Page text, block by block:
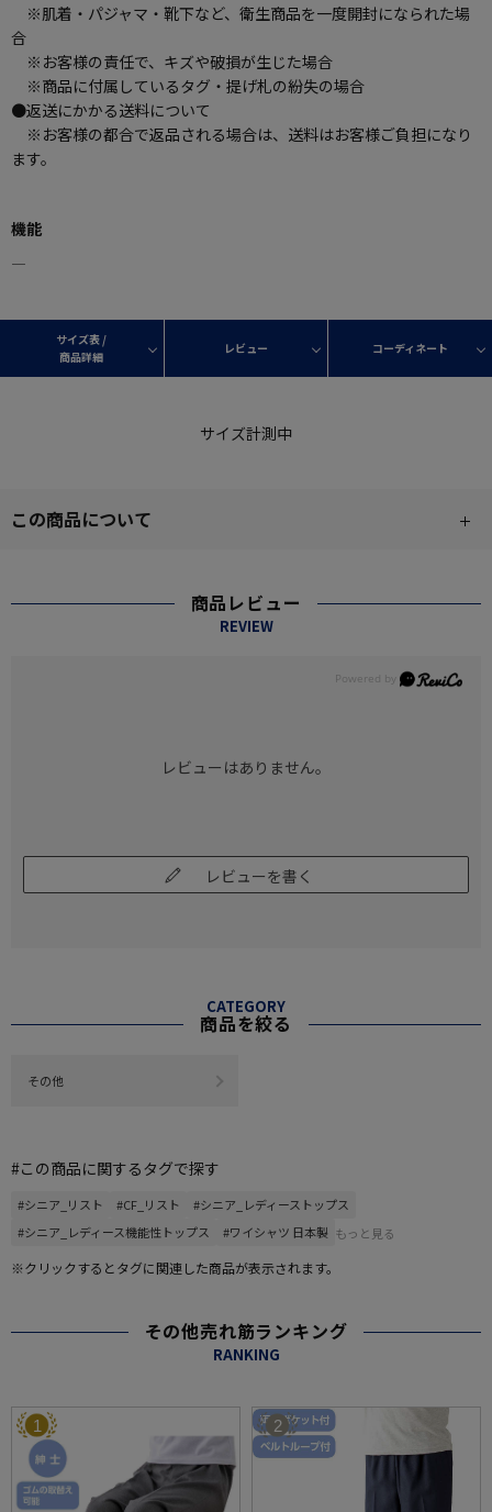
※肌着・パジャマ・靴下など、衛生商品を一度開封になられた場
合
※お客様の責任で、キズや破損が生じた場合
※商品に付属しているタグ・提げ札の紛失の場合
●返送にかかる送料について
※お客様の都合で返品される場合は、送料はお客様ご負担になり
ます。
機能
―
サイズ表 /
商品詳細
レビュー コーディネート
サイズ計測中
この商品について
商品レビュー
REVIEW
レビューはありません。
レビューを書く
CATEGORY
商品を絞る
その他
#この商品に関するタグで探す
#シニア_リスト #CF_リスト
#シニア_レディーストップス
#シニア_レディース機能性トップス
#ワイシャツ 日本製 もっと見る
※クリックするとタグに関連した商品が表示されます。
その他売れ筋ランキング
RANKING
1 2